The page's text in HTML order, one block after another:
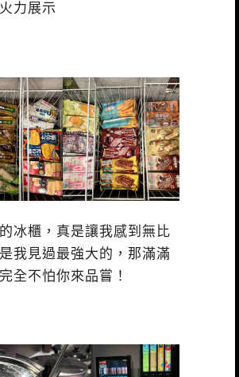
力展示
冰櫃，真是讓我感到無比
我見過最強大的，那滿滿
全不怕你來品嘗！